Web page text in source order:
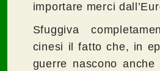
importare merci
Sfuggiva
cinesi il fatto che, in
guerre nascono